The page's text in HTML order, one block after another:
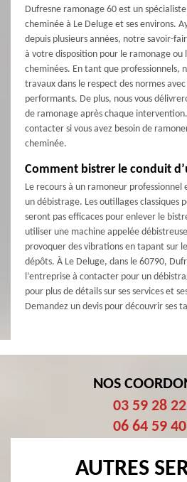
Dufresne ramonage 60 est un
cheminée à Le Deluge et ses environs.
depuis plusieurs années, notre savoir-
à votre disposition pour le ramonage ou
cheminées. En tant que professionnels,
travaux dans le respect des normes
performants. De plus, nous vous
de ramonage après chaque
contacter si vous avez besoin de
cheminée.
Comment bistrer le conduit
Le recours à un ramoneur professionnel
un débistrage. Les outillages classiques
seront pas efficaces pour enlever le
utiliser une machine appelée
provoquer des vibrations en tapant sur
dépôts. À Le Deluge, dans le 60790,
l’entreprise à contacter pour un
pour plus de détails sur ses services et
Demandez un devis pour découvrir ses
NOS
03 59 28
06 64 59
AUTRES